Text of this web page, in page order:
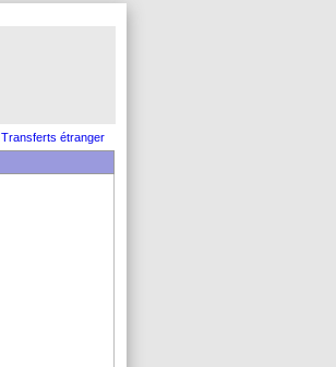
Transferts étranger